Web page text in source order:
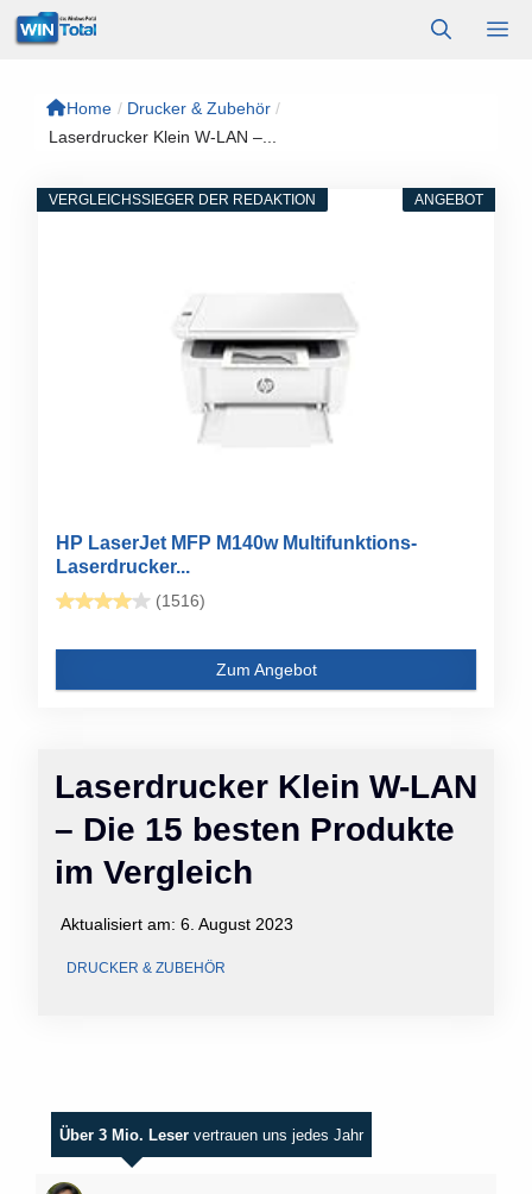
Zum
Inhalt
Home / Drucker & Zubehör /
Laserdrucker Klein W-LAN –...
Laserdrucker Klein W-LAN
– Die 15 besten Produkte
im Vergleich
Aktualisiert am: 6. August 2023
DRUCKER & ZUBEHÖR
ANGEBOT
VERGLEICHSSIEGER DER REDAKTION
HP LaserJet MFP M140w Multifunktions-
Laserdrucker...
(1516)
Zum Angebot
Über 3 Mio. Leser vertrauen uns jedes Jahr